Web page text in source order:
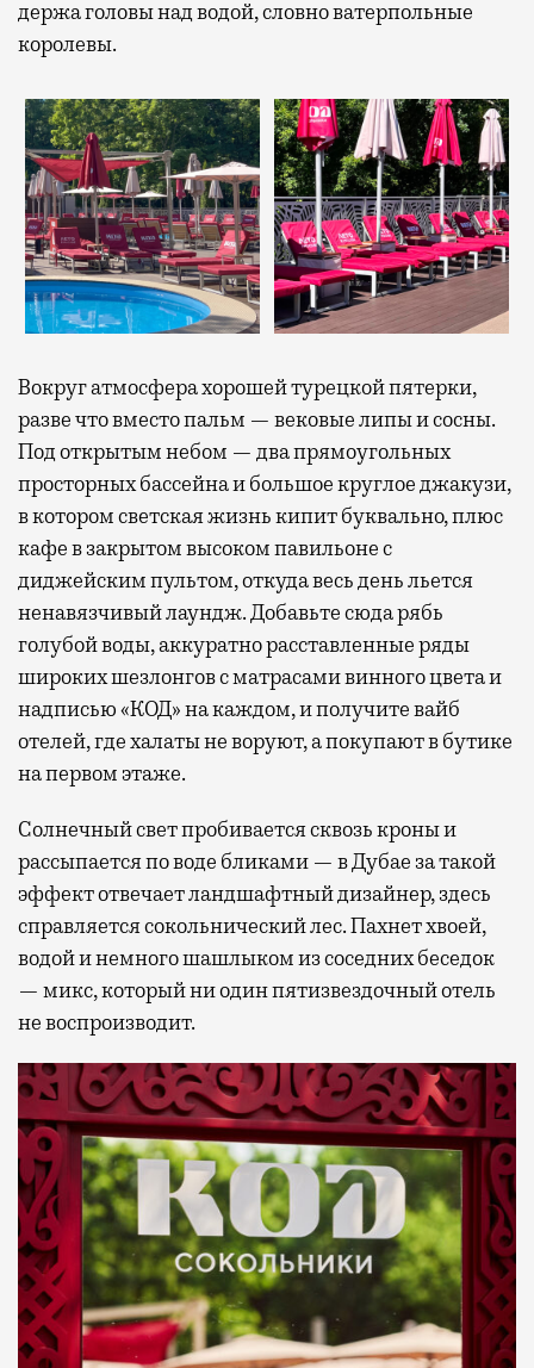
держа головы над водой, словно ватерпольные
королевы.
Вокруг атмосфера хорошей турецкой пятерки,
разве что вместо пальм — вековые липы и сосны.
Под открытым небом — два прямоугольных
просторных бассейна и большое круглое джакузи,
в котором светская жизнь кипит буквально, плюс
кафе в закрытом высоком павильоне с
диджейским пультом, откуда весь день льется
ненавязчивый лаундж. Добавьте сюда рябь
голубой воды, аккуратно расставленные ряды
широких шезлонгов с матрасами винного цвета и
надписью «КОД» на каждом, и получите вайб
отелей, где халаты не воруют, а покупают в бутике
на первом этаже.
Солнечный свет пробивается сквозь кроны и
рассыпается по воде бликами — в Дубае за такой
эффект отвечает ландшафтный дизайнер, здесь
справляется сокольнический лес. Пахнет хвоей,
водой и немного шашлыком из соседних беседок
— микс, который ни один пятизвездочный отель
не воспроизводит.